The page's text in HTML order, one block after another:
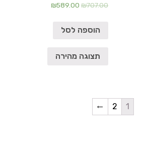
₪707.00
₪589.00
הוספה לסל
תצוגה מהירה
1
2
←